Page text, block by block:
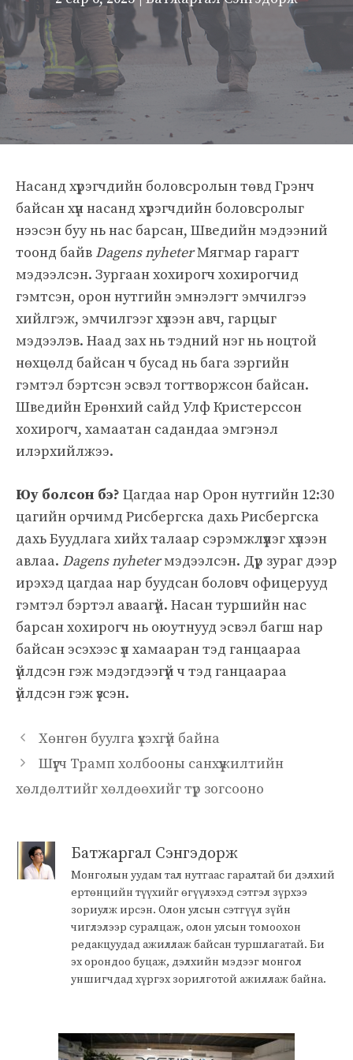
Насанд хүрэгчдийн боловсролын төвд Грэнч
байсан хүн насанд хүрэгчдийн боловсролыг
нээсэн буу нь нас барсан, Шведийн мэдээний
тоонд байв Dagens nyheterМягмар гарагт
мэдээлсэн. Зургаан хохирогч хохирогчид
гэмтсэн, орон нутгийн эмнэлэгт эмчилгээ
хийлгэж, эмчилгээг хүлээн авч, гарцыг
мэдээлэв. Наад зах нь тэдний нэг нь ноцтой
нөхцөлд байсан ч бусад нь бага зэргийн
гэмтэл бэртсэн эсвэл тогтворжсон байсан.
Шведийн Ерөнхий сайд Улф Кристерссон
хохирогч, хамаатан садандаа эмгэнэл
илэрхийлжээ.
Юу болсон бэ? Цагдаа нар Орон нутгийн 12:30
цагийн орчимд Рисбергска дахь Рисбергска
дахь Буудлага хийх талаар сэрэмжлүүлэг хүлээн
авлаа. Dagens nyheterмэдээлсэн. Дүр зураг дээр
ирэхэд цагдаа нар буудсан боловч офицерууд
гэмтэл бэртэл аваагүй. Насан туршийн нас
барсан хохирогч нь оюутнууд эсвэл багш нар
байсан эсэхээс үл хамааран тэд ганцаараа
үйлдсэн гэж мэдэгдээгүй ч тэд ганцаараа
үйлдсэн гэж үзсэн.
Хөнгөн буулга үхэхгүй байна
Шүүгч Трамп холбооны санхүүжилтийн
хөлдөлтийг хөлдөөхийг түр зогсооно
Батжаргал Сэнгэдорж
Монголын уудам тал нутгаас гаралтай би дэлхий
ертөнцийн түүхийг өгүүлэхэд сэтгэл зүрхээ
зориулж ирсэн. Олон улсын сэтгүүл зүйн
чиглэлээр суралцаж, олон улсын томоохон
редакцуудад ажиллаж байсан туршлагатай. Би
эх орондоо буцаж, дэлхийн мэдээг монгол
уншигчдад хүргэх зорилготой ажиллаж байна.